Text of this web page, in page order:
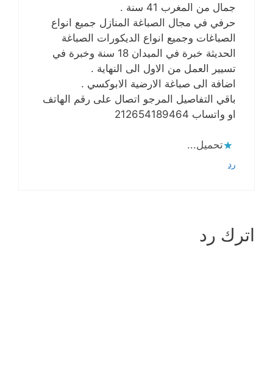
جمال من المغرب 41 سنة .
حرفي في مجال الصباغة المنازل جميع انواع
الصباغات وجميع انواع الديكورات الصباغة
الحديثة خبرة في الميدان 18 سنة وخبرة في
تسيير العمل من الاول الى النهاية .
اضافة الى صباغة الارضية الابوكسي .
باقي التفاصيل المرجو اتصال على رقم الهاتف
او واتساب 212654189464
تحميل...
رد
اترك رد